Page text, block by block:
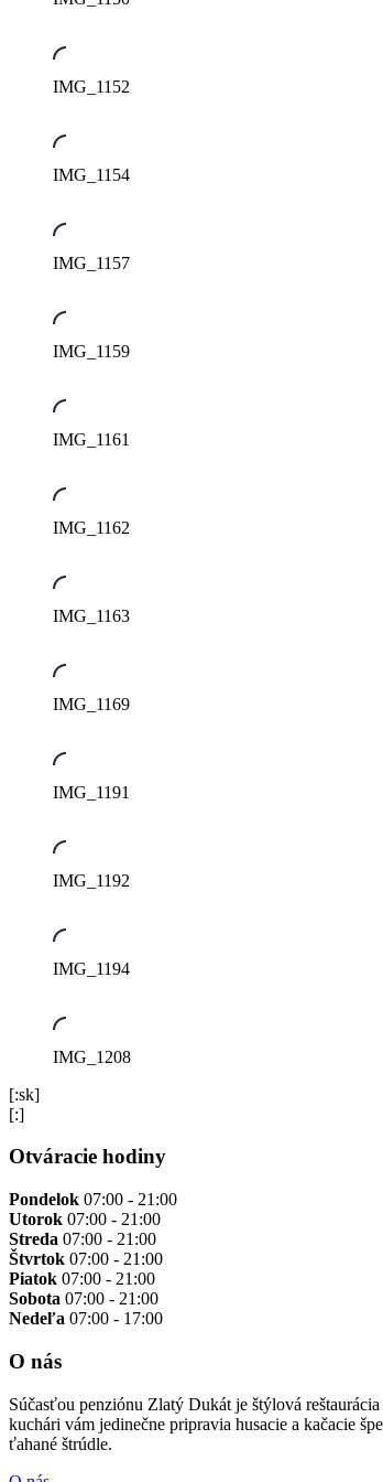
IMG_1152
IMG_1154
IMG_1157
IMG_1159
IMG_1161
IMG_1162
IMG_1163
IMG_1169
IMG_1191
IMG_1192
IMG_1194
IMG_1208
[:sk]
[:]
Otváracie hodiny
Pondelok 07:00 - 21:00
Utorok 07:00 - 21:00
Streda 07:00 - 21:00
Štvrtok 07:00 - 21:00
Piatok 07:00 - 21:00
Sobota 07:00 - 21:00
Nedeľa 07:00 - 17:00
O nás
Súčasťou penziónu Zlatý Dukát je štýlová
kuchári vám jedinečne pripravia husacie a kačacie
ťahané štrúdle.